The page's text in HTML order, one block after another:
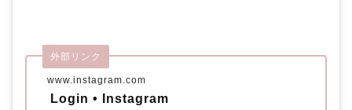
www.instagram.com
外部リンク
Login • Instagram